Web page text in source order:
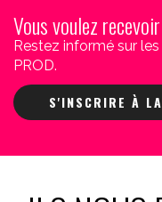
Vous voulez
Restez informé sur
PROD.
S'INSCRIRE À